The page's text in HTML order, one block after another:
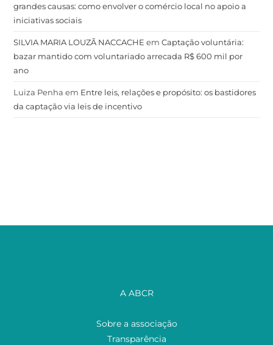
grandes causas: como envolver o comércio local no apoio a
iniciativas sociais
SILVIA MARIA LOUZÃ NACCACHE emCaptação voluntária:
bazar mantido com voluntariado arrecada R$ 600 mil por
ano
Luiza Penha em Entre leis, relações e propósito: os bastidores
da captação via leis de incentivo
A ABCR
Sobre a associação
Transparência